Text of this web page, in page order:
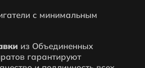
с минимальным
из Объединенных
гарантируют